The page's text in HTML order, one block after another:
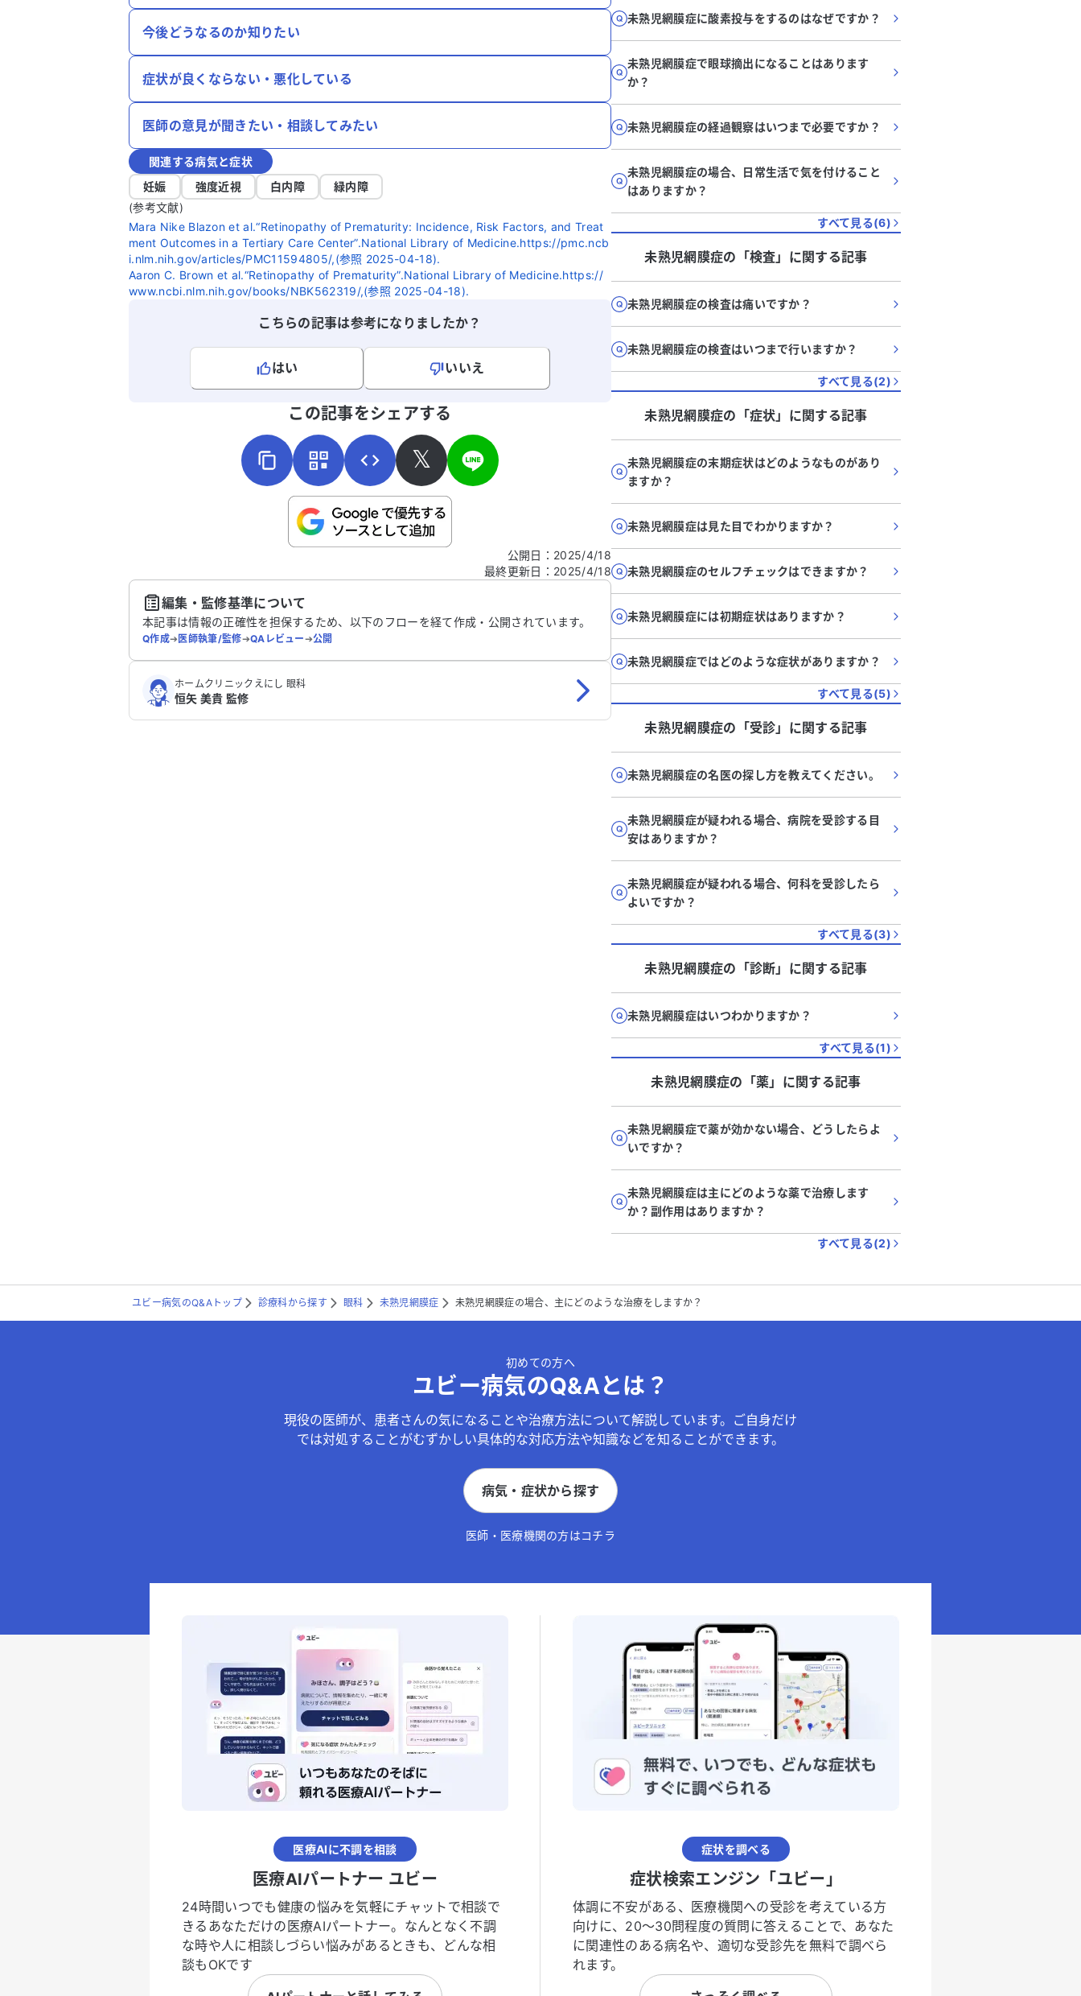
今後どうなるのか知りたい
症状が良くならない・悪化している
医師の意見が聞きたい・相談してみたい
関連する病気と症状
妊娠
強度近視 白内障
緑内障
(参考文献)
Mara Nike Blazon et al.“Retinopathy of Prematurity: Incidence, Risk Factors, and Treat
ment Outcomes in a Tertiary Care Center”.National Library of Medicine.https://pmc.ncb
i.nlm.nih.gov/articles/PMC11594805/,(参照 2025-04-18).
Aaron C. Brown et al.“Retinopathy of Prematurity”.National Library of Medicine.https://
www.ncbi.nlm.nih.gov/books/NBK562319/,(参照 2025-04-18).
こちらの記事は参考になりましたか？
はい
いいえ
こちらは送信専用のフォームです。氏名やご自身の病気の詳細などの個人情報は入れないでくだ
この記事をシェアする
𝕏
公開日 ： 2025/4/18
最終更新日 ： 2025/4/18
編集・監修基準について
本記事は情報の正確性を担保するため、以下のフローを経て作成・公開されています。
Q作成➔医師執筆/監修➔QAレビュー➔公開
ホームクリニックえにし 眼科
恒矢 美貴 監修
未熟児網膜症に酸素投与をするのはなぜですか？
未熟児網膜症で眼球摘出になることはあります
か？
未熟児網膜症の経過観察はいつまで必要ですか？
未熟児網膜症の場合、日常生活で気を付けること
はありますか？
すべて見る(6)
未熟児網膜症の「検査」に関する記事
未熟児網膜症の検査は痛いですか？
未熟児網膜症の検査はいつまで行いますか？
すべて見る(2)
未熟児網膜症の「症状」に関する記事
未熟児網膜症の末期症状はどのようなものがあり
ますか？
未熟児網膜症は見た目でわかりますか？
未熟児網膜症のセルフチェックはできますか？
未熟児網膜症には初期症状はありますか？
未熟児網膜症ではどのような症状がありますか？
すべて見る(5)
未熟児網膜症の「受診」に関する記事
未熟児網膜症の名医の探し方を教えてください。
未熟児網膜症が疑われる場合、病院を受診する目
安はありますか？
未熟児網膜症が疑われる場合、何科を受診したら
よいですか？
すべて見る(3)
未熟児網膜症の「診断」に関する記事
未熟児網膜症はいつわかりますか？
すべて見る(1)
未熟児網膜症の「薬」に関する記事
未熟児網膜症で薬が効かない場合、どうしたらよ
いですか？
未熟児網膜症は主にどのような薬で治療します
か？副作用はありますか？
すべて見る(2)
ユビー病気のQ&Aトップ 診療科から探す 眼科 未熟児網膜症 未熟児網膜症の場合、主にどのような治療をしますか？
初めての方へ
ユビー病気のQ&Aとは？
現役の医師が、患者さんの気になることや治療方法について解説しています。ご自身だけ
では対処することがむずかしい具体的な対応方法や知識などを知ることができます。
病気・症状から探す
医師・医療機関の方はコチラ
医療AIに不調を相談
医療AIパートナー ユビー
24時間いつでも健康の悩みを気軽にチャットで相談で
きるあなただけの医療AIパートナー。なんとなく不調
な時や人に相談しづらい悩みがあるときも、どんな相
談もOKです
症状を調べる
症状検索エンジン「ユビー」
体調に不安がある、医療機関への受診を考えている方
向けに、20〜30問程度の質問に答えることで、あなた
に関連性のある病名や、適切な受診先を無料で調べら
れます。